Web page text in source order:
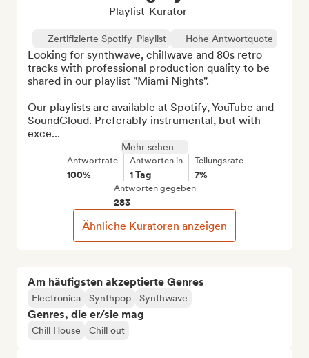
Am häufigsten akzeptierte Genres
Electronica Synthpop Synthwave
Genres, die er/sie mag
Chill House Chill out
Playlist-Kurator
Zertifizierte Spotify-Playlist Hohe Antwortquote
Looking for synthwave, chillwave and 80s retro
tracks with professional production quality to be
shared in our playlist "Miami Nights".
Our playlists are available at Spotify, YouTube and
SoundCloud. Preferably instrumental, but with
exce...
Mehr sehen
Antwortrate
100%
Antworten in
1 Tag
Teilungsrate
7%
Antworten gegeben
283
Ähnliche Kuratoren anzeigen